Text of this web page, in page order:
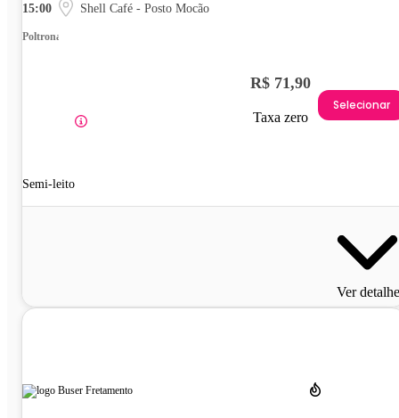
15:00 Shell Café - Posto Mocão
Poltrona
Semi-leito
R$ 71,90
Taxa zero
Selecionar
Ver